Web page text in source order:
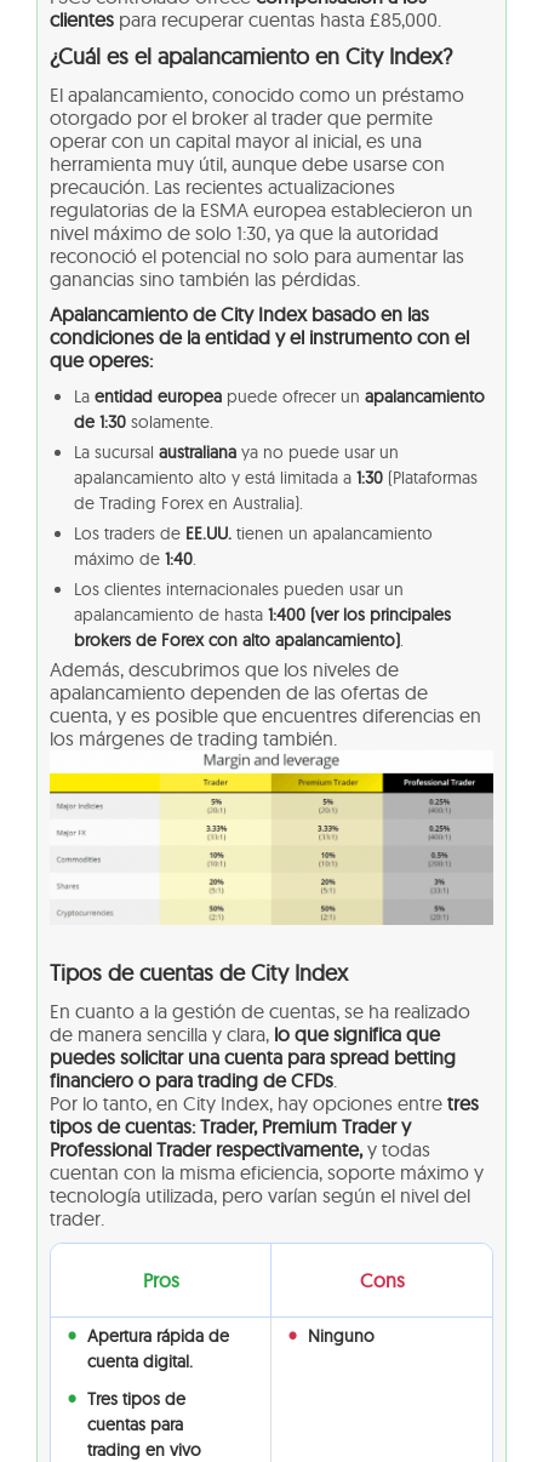
clientes para recuperar cuentas hasta £85,000.
¿Cuál es el apalancamiento en City Index?
El apalancamiento, conocido como un préstamo
otorgado por el broker al trader que permite
operar con un capital mayor al inicial, es una
herramienta muy útil, aunque debe usarse con
precaución. Las recientes actualizaciones
regulatorias de la ESMA europea establecieron un
nivel máximo de solo 1:30, ya que la autoridad
reconoció el potencial no solo para aumentar las
ganancias sino también las pérdidas.
Apalancamiento de City Index basado en las
condiciones de la entidad y el instrumento con el
que operes:
La entidad europea puede ofrecer un apalancamiento
de 1:30 solamente.
La sucursal australiana ya no puede usar un
apalancamiento alto y está limitada a 1:30 (Plataformas
de Trading Forex en Australia).
Los traders de EE.UU. tienen un apalancamiento
máximo de 1:40.
Los clientes internacionales pueden usar un
apalancamiento de hasta 1:400 (ver los principales
brokers de Forex con alto apalancamiento).
Además, descubrimos que los niveles de
apalancamiento dependen de las ofertas de
cuenta, y es posible que encuentres diferencias en
los márgenes de trading también.
Tipos de cuentas de City Index
En cuanto a la gestión de cuentas, se ha realizado
de manera sencilla y clara, lo que significa que
puedes solicitar una cuenta para spread betting
financiero o para trading de CFDs
Por lo tanto, en City Index, hay opciones entre tres
tipos de cuentas: Trader, Premium Trader y
Professional Trader respectivamente,y todas
cuentan con la misma eficiencia, soporte máximo y
tecnología utilizada, pero varían según el nivel del
trader.
Pros Cons
Apertura rápida de
cuenta digital.
Ninguno
Tres tipos de
cuentas para
trading en vivo